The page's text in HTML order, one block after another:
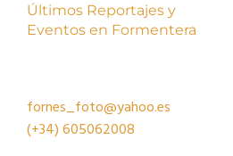
Últimos Reportajes y
Eventos en Formentera
fornes_foto@yahoo.es
(+34)605062008